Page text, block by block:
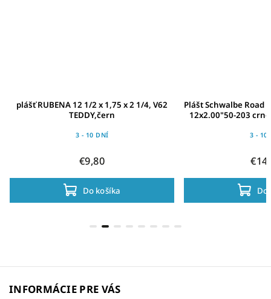
plášť RUBENA 12 1/2 x 1,75 x 2 1/4, V62
TEDDY,čern
3 - 10 DNÍ
€9,80
Do košíka
Plášt Schwalbe Road
12x2.00"50-203 crn-
3 - 10
Do
INFORMÁCIE PRE VÁS